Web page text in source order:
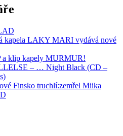
kapela LAKY MARI vydává nové
a klip kapely MURMUR!
– … Night Black (CD –
Finsko truchlí:zemřel Miika